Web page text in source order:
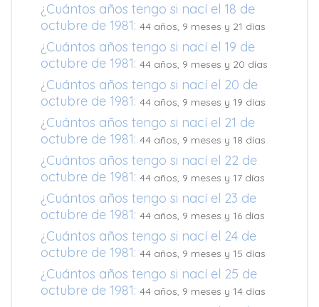
¿Cuántos años tengo si nací el 18 de
octubre de 1981: 44 años, 9 meses y 21 días
¿Cuántos años tengo si nací el 19 de
octubre de 1981: 44 años, 9 meses y 20 días
¿Cuántos años tengo si nací el 20 de
octubre de 1981: 44 años, 9 meses y 19 días
¿Cuántos años tengo si nací el 21 de
octubre de 1981: 44 años, 9 meses y 18 días
¿Cuántos años tengo si nací el 22 de
octubre de 1981: 44 años, 9 meses y 17 días
¿Cuántos años tengo si nací el 23 de
octubre de 1981: 44 años, 9 meses y 16 días
¿Cuántos años tengo si nací el 24 de
octubre de 1981: 44 años, 9 meses y 15 días
¿Cuántos años tengo si nací el 25 de
octubre de 1981: 44 años, 9 meses y 14 días